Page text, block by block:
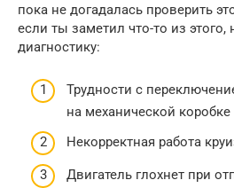
пока не догадалась проверить
если ты заметил что-то из этого,
диагностику:
Трудности с
на механической коробке
Некорректная работа
Двигатель глохнет при